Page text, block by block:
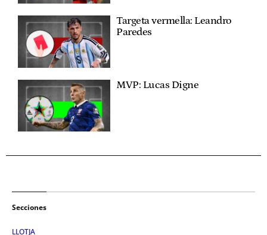
Targeta vermella: Leandro
Paredes
MVP: Lucas Digne
Secciones
LLOTJA